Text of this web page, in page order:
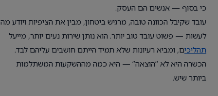
כי בסוף — אנשים הם העסק.
עובד שקיבל הכוונה טובה, מרגיש ביטחון, מבין את הציפיות ויודע מה
לעשות — פשוט עובד טוב יותר. הוא נותן שירות נעים יותר, מייעל
תהליכים, ומביא רעיונות שלא תמיד הייתם חושבים עליהם לבד.
הכשרה היא לא “הוצאה” — היא כמה מההשקעות המשתלמות
ביותר שיש.